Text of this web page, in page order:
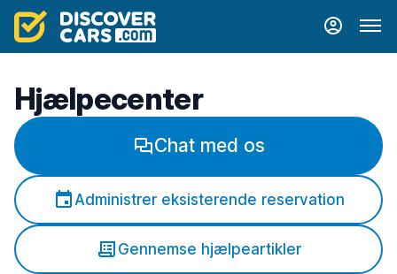
Hjælpecenter
Chat med os
Administrer eksisterende reservation
Gennemse hjælpeartikler